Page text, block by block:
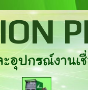
ปกรณ์งานเ